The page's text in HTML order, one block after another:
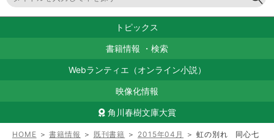
トピックス
書籍情報 ・ 検索
Webランティエ（オンライン小説）
映像化情報
角川春樹文庫大賞
HOME ＞書籍情報 ＞ 既刊書籍 ＞ 2015年04月
＞ 虹の別れ 同心七